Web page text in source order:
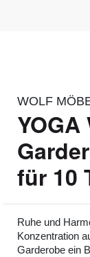
WOLF
für 10
Ruhe und
Konzentration
Garderobe ein